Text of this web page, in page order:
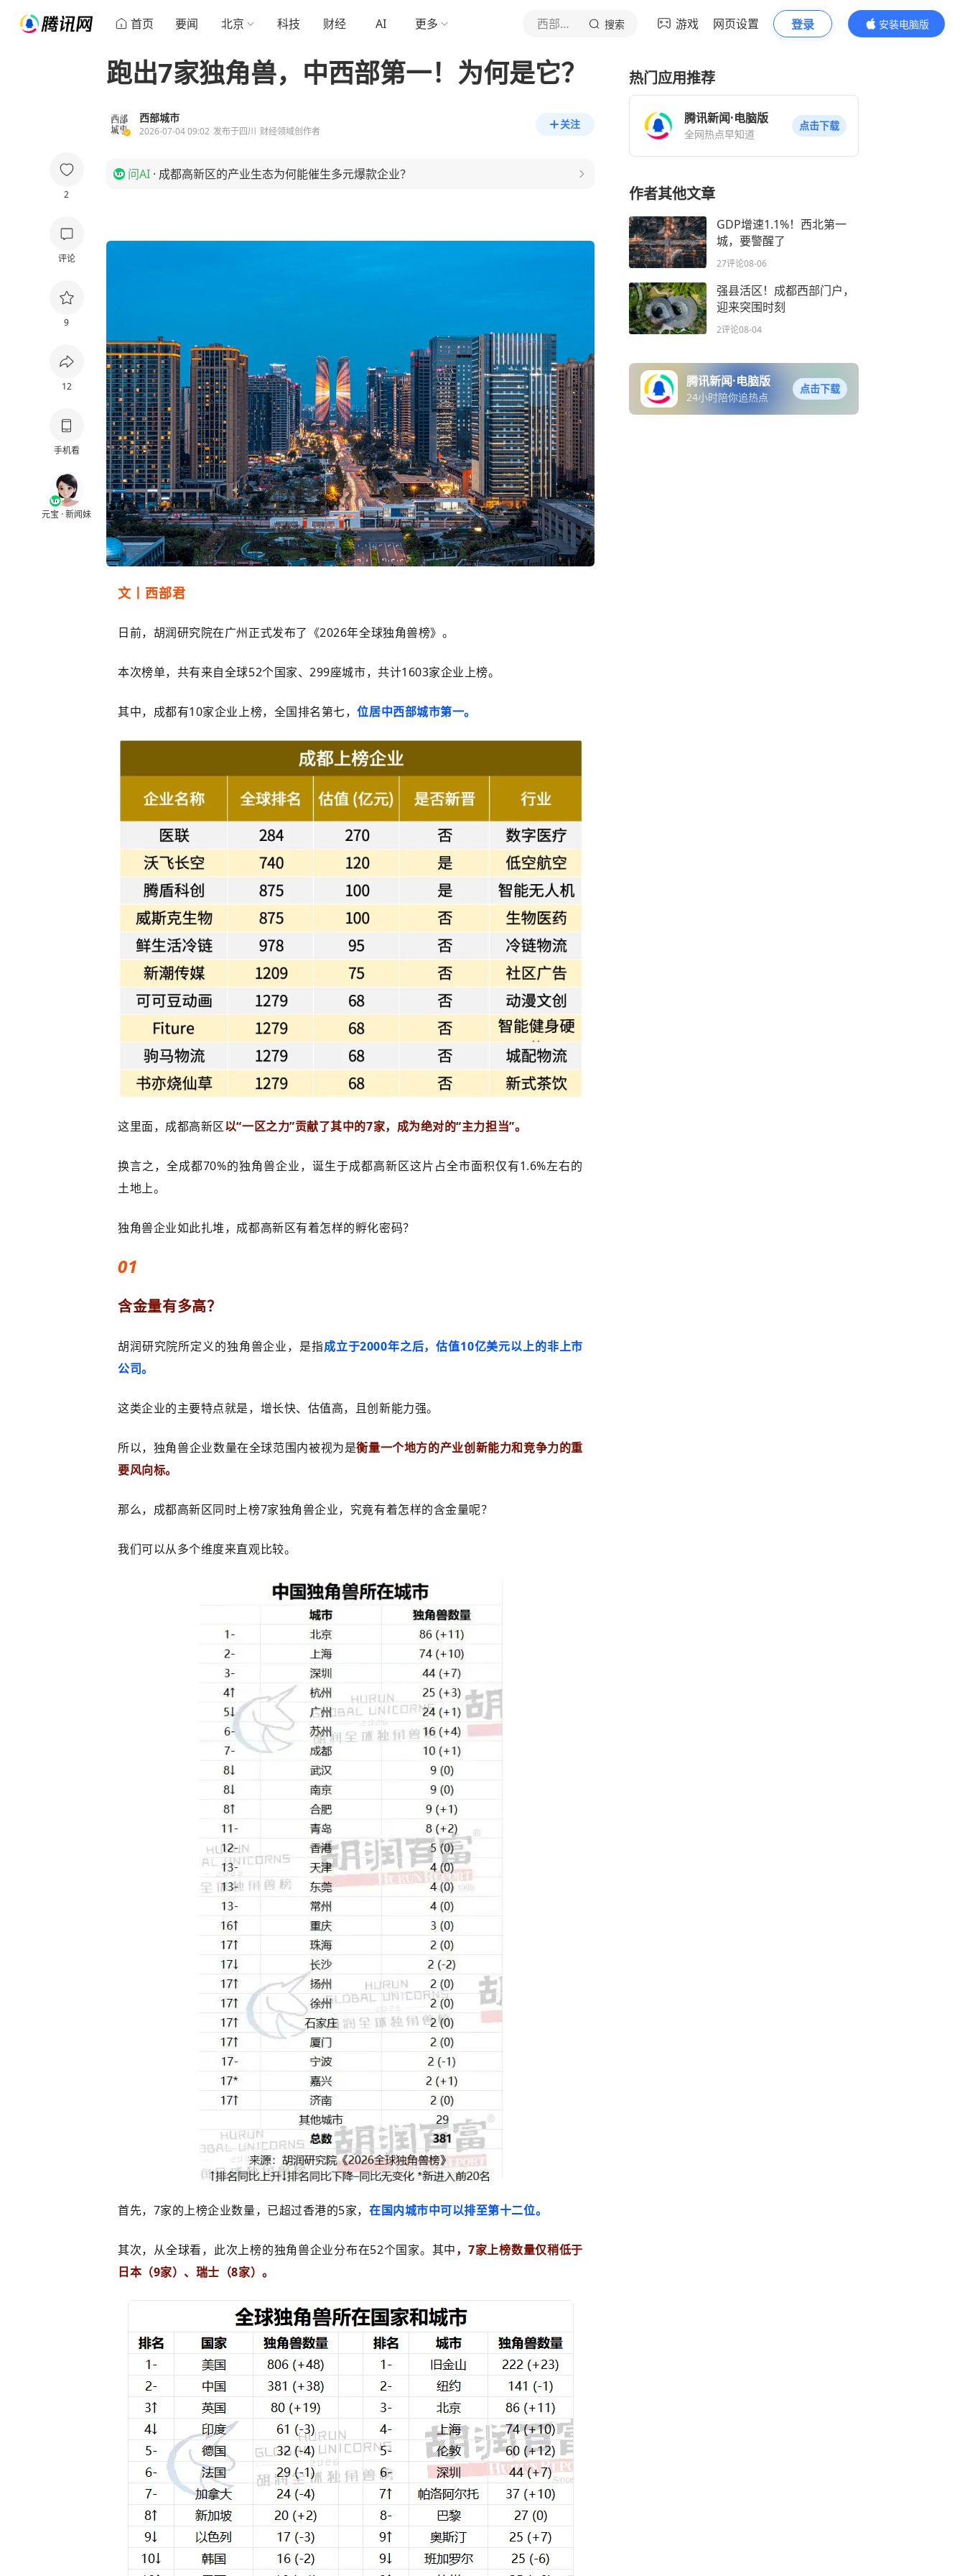
首页 要闻 北京 科技 财经 AI 更多 西部城市 搜索 游戏 网页设置 登录
安装电脑版
内容更精彩
2
评论
9
12
手机看
元宝 · 新闻妹
跑出7家独角兽，中西部第一！为何是它？
西部城市
2026-07-04 09:02 发布于四川 财经领域创作者
关注
问AI · 成都高新区的产业生态为何能催生多元爆款企业？
文丨西部君
日前，胡润研究院在广州正式发布了《2026年全球独角兽榜》。
本次榜单，共有来自全球52个国家、299座城市，共计1603家企业上榜。
其中，成都有10家企业上榜，全国排名第七，位居中西部城市第一。
这里面，成都高新区以“一区之力”贡献了其中的7家，成为绝对的“主力担当”。
换言之，全成都70%的独角兽企业，诞生于成都高新区这片占全市面积仅有1.6%左右的
土地上。
独角兽企业如此扎堆，成都高新区有着怎样的孵化密码？
01
含金量有多高？
胡润研究院所定义的独角兽企业，是指成立于2000年之后，估值10亿美元以上的非上市
公司。
这类企业的主要特点就是，增长快、估值高，且创新能力强。
所以， 独角兽企业数量在全球范围内被视为是衡量一个地方的产业创新能力和竞争力的重
要风向标。
那么，成都高新区同时上榜7家独角兽企业，究竟有着怎样的含金量呢？
我们可以从多个维度来直观比较。
首先，7家的上榜企业数量，已超过香港的5家， 在国内城市中可以排至第十二位。
其次，从全球看，此次上榜的独角兽企业分布在52个国家。其中，7家上榜数量仅稍低于
日本（9家）、瑞士（8家）。
热门应用推荐
腾讯新闻·电脑版
全网热点早知道
点击下载
作者其他文章
GDP增速1.1%！西北第一
城，要警醒了
27评论08-06
强县活区！成都西部门户，
迎来突围时刻
2评论08-04
腾讯新闻·电脑版
24小时陪你追热点
点击下载